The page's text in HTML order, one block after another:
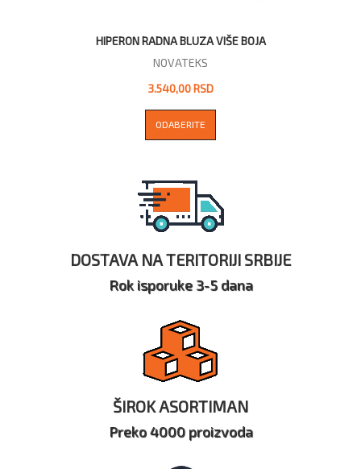
HIPERON RADNA BLUZA VIŠE BOJA
NOVATEKS
3.540,00 RSD
ODABERITE
DOSTAVA NA TERITORIJI SRBIJE
Rok isporuke 3-5 dana
ŠIROK ASORTIMAN
Preko 4000 proizvoda